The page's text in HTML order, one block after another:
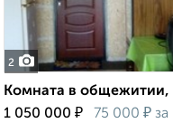
2
Комната в общежитии,
1 050 000 ₽ 75 000 ₽ за